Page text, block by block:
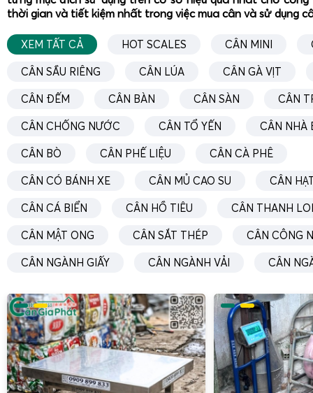
Cân điện tử cân gà vịt Gia Phát
này rất quan trọng, bởi môi trường chăn nuôi thường có
nước. Nếu cân không được trang bị tính năng này, nó
Nhờ vào tính năng này, cả người dùng và chủ trang
dụng mà không lo lắng về việc cân sẽ hỏng khi tiếp xúc
bền và tuổi thọ của thiết bị.
Cân gà vịt điện tử chốt số nhanh, cân nhanh hơn, hiệu quả
Cân điện tử cân gà vịt Gia Phát được trang bị công nghệ
phép người sử dụng thực hiện việc cân đo một cách
thời nâng cao năng suất làm việc.
Với tính năng chốt số nhanh, các thông số trọng lượng sẽ
trên màn hình, giúp người sử dụng có thể theo dõi ngay
hữu ích trong những tình huống cần đo gấp, đặc biệt là
hàng loạt cho gia cầm.
thời gian và tiết kiệm nhất trong việc mua cân và sử dụng
XEM TẤT CẢ HOT SCALES CÂN MINI
CÂN SẦU RIÊNG CÂN LÚA CÂN GÀ VỊT
CÂN ĐẾM CÂN BÀN CÂN SÀN CÂN
CÂN CHỐNG NƯỚC CÂN TỔ YẾN CÂN NHÀ
CÂN BÒ CÂN PHẾ LIỆU CÂN CÀ PHÊ
CÂN CÓ BÁNH XE CÂN MỦ CAO SU CÂN
CÂN CÁ BIỂN CÂN HỒ TIÊU CÂN THANH
CÂN MẬT ONG CÂN SẮT THÉP CÂN CÔNG
CÂN NGÀNH GIẤY CÂN NGÀNH VẢI CÂN